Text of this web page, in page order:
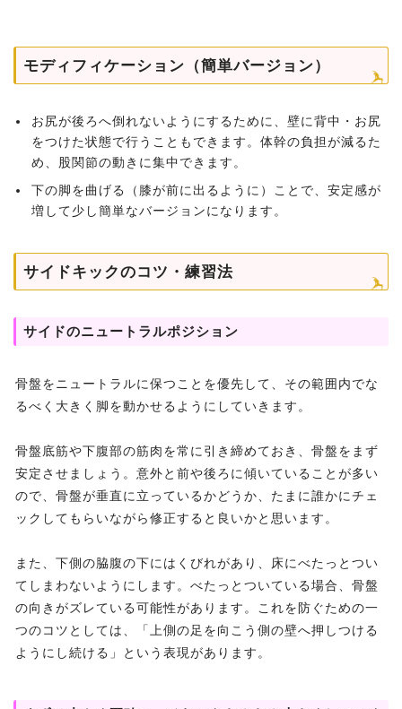
モディフィケーション（簡単バージョン）
お尻が後ろへ倒れないようにするために、壁に背中・お尻
をつけた状態で行うこともできます。体幹の負担が減るた
め、股関節の動きに集中できます。
下の脚を曲げる（膝が前に出るように）ことで、安定感が
増して少し簡単なバージョンになります。
サイドキックのコツ・練習法
サイドのニュートラルポジション
骨盤をニュートラルに保つことを優先して、その範囲内でな
るべく大きく脚を動かせるようにしていきます。
骨盤底筋や下腹部の筋肉を常に引き締めておき、骨盤をまず
安定させましょう。意外と前や後ろに傾いていることが多い
ので、骨盤が垂直に立っているかどうか、たまに誰かにチェ
ックしてもらいながら修正すると良いかと思います。
また、下側の脇腹の下にはくびれがあり、床にべたっとつい
てしまわないようにします。べたっとついている場合、骨盤
の向きがズレている可能性があります。これを防ぐための一
つのコツとしては、「上側の足を向こう側の壁へ押しつける
ようにし続ける」という表現があります。